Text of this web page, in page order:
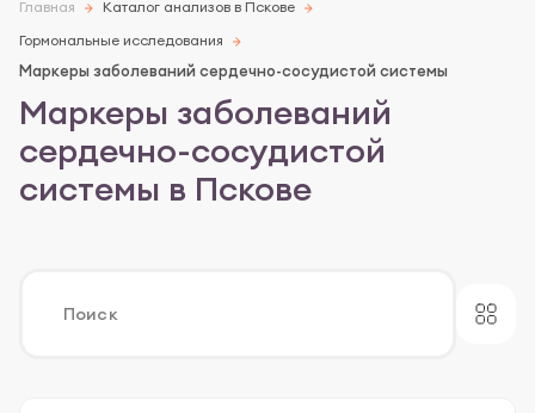
Главная
Каталог анализов в Пскове
Гормональные исследования
Маркеры заболеваний сердечно-сосудистой системы
Маркеры заболеваний
сердечно-сосудистой
системы в Пскове